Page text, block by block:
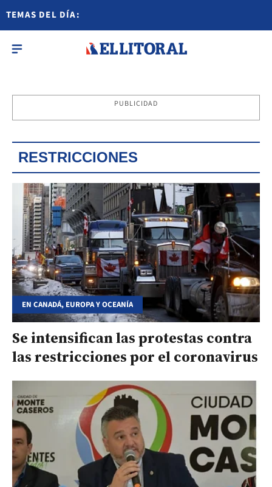
TEMAS DEL DÍA:
PUBLICIDAD
RESTRICCIONES
EN CANADÁ, EUROPA Y OCEANÍA
Se intensifican las protestas contra
las restricciones por el coronavirus